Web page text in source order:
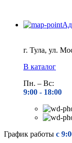
г. Тула, ул.
В каталог
Пн. – Вс:
9:00 - 18:00
График работы с